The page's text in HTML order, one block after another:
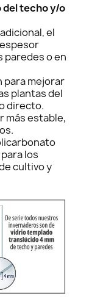
techo y/o
el
paredes o en
mejorar
plantas del
directo.
más estable,
los
cultivo y